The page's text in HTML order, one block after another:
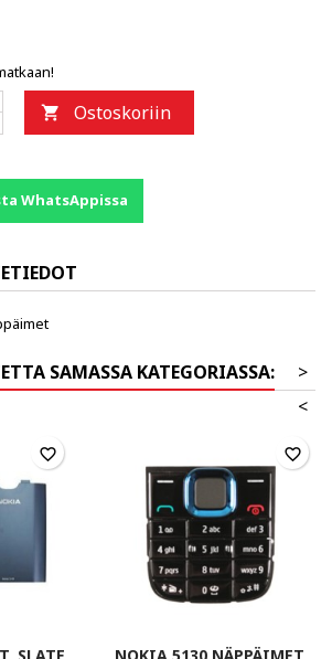
 Ostoskoriin
WhatsAppissa
SAMASSA KATEGORIASSA:
>
<
favorite_border favorite_border